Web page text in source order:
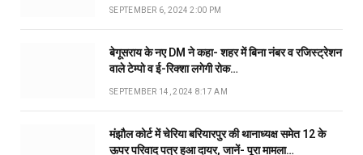
SEPTEMBER 6, 2024 2:00 PM
बेगूसराय के नए DM ने कहा- शहर में बिना नंबर व रजिस्ट्रेशन
वाले टेम्पो व ई-रिक्शा लगेगी रोक…
SEPTEMBER 14, 2024 8:17 AM
मंझौल कोर्ट में चेरिया बरियारपुर की थानाध्यक्ष समेत 12 के
ऊपर परिवाद पत्र हुआ दायर, जानें- पूरा मामला…